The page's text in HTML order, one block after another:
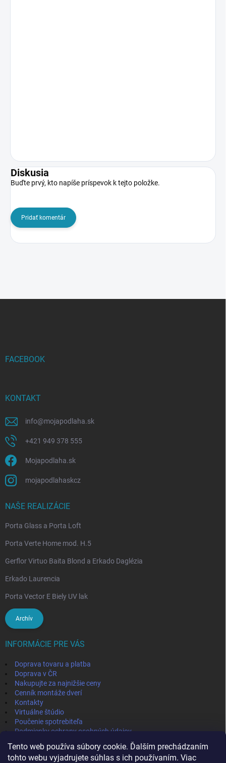
Tento web používa súbory cookie. Ďalším prechádzaním
tohto webu vyjadrujete súhlas s ich používaním. Viac
Diskusia
Buďte prvý, kto napíše príspevok k tejto položke.
Pridať komentár
FACEBOOK
KONTAKT
info@mojapodlaha.sk
+421 949 378 555
Mojapodlaha.sk
mojapodlahaskcz
NAŠE REALIZÁCIE
Porta Glass a Porta Loft
Porta Verte Home mod. H.5
Gerflor Virtuo Baita Blond a Erkado Daglézia
Erkado Laurencia
Porta Vector E Biely UV lak
Archív
INFORMÁCIE PRE VÁS
Doprava tovaru a platba
Doprava v ČR
Nakupujte za najnižšie ceny
Cenník montáže dverí
Kontakty
Virtuálne štúdio
Poučenie spotrebiteľa
Podmienky ochrany osobných údajov
Obchodné podmienky